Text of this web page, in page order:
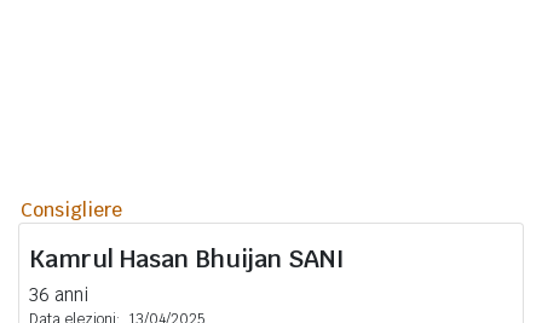
Consigliere
Kamrul Hasan Bhuijan SANI
36 anni
Data elezioni: 13/04/2025